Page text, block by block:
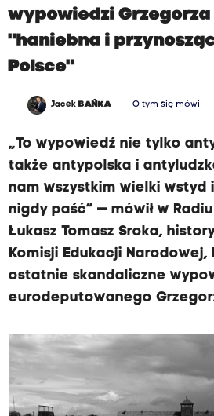
wypowiedzi Grzegorza
"haniebna i
Polsce"
Jacek BAŃKA O tym się mówi
„To wypowiedź nie tylko
także antypolska i
nam wszystkim wielki wstyd
nigdy paść” — mówił w
Łukasz Tomasz Sroka,
Komisji Edukacji
ostatnie skandaliczne
eurodeputowanego